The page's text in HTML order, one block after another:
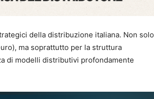
della distribuzione italiana. Non solo
ma soprattutto per la struttura
di modelli distributivi profondamente